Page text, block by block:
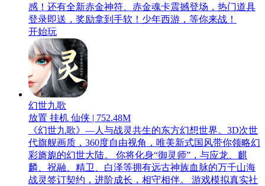
感！还有全新赤金神符、赤金魂卡震撼登场，热门道具
登录即送，奖励拿到手软！少年西游，等你来战！
开始玩
幻世九歌
放置 挂机 仙侠 | 752.48M
《幻世九歌》—人与战灵共生的东方幻想世界。3D次世
代旗舰画质，360度自由视角，唯美新式国风带你领略幻
彩旖旎的幻世大陆。 你将化身“御灵师”，与应龙、麒
麟、祝融、精卫、白泽等拥有远古神族血脉的万千山海
战灵签订契约，进阶成长，相守相伴。 游戏模拟真实社